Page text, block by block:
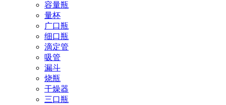
容量瓶
量杯
广口瓶
细口瓶
滴定管
吸管
漏斗
烧瓶
干燥器
三口瓶